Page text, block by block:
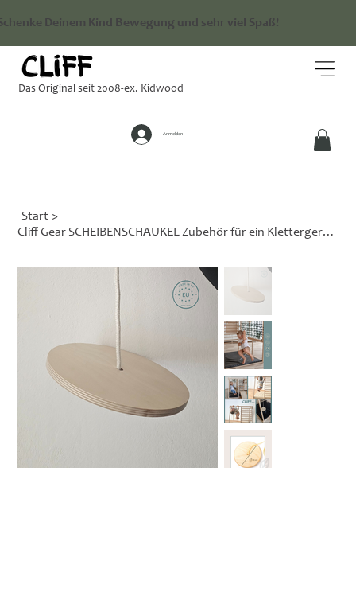
Anmelden
Das Original seit 2008-ex. Kidwood
Deinem Kind Bewegung und sehr viel Spaß!
Start >
Cliff Gear SCHEIBENSCHAUKEL Zubehör für ein Klettergerüst